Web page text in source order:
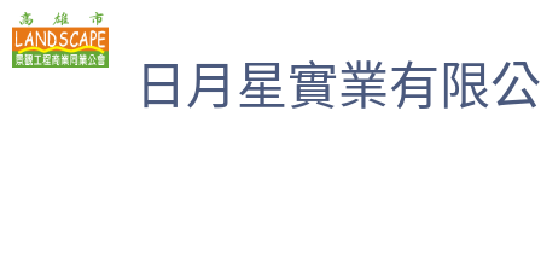
日月星實業有限